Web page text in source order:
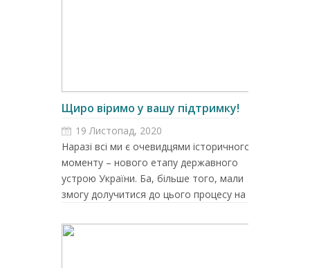
Щиро віримо у вашу підтримку!
19 Листопад, 2020
Наразі всі ми є очевидцями історичного
моменту – нового етапу державного
устрою України. Ба, більше того, мали
змогу долучитися до цього процесу на в...